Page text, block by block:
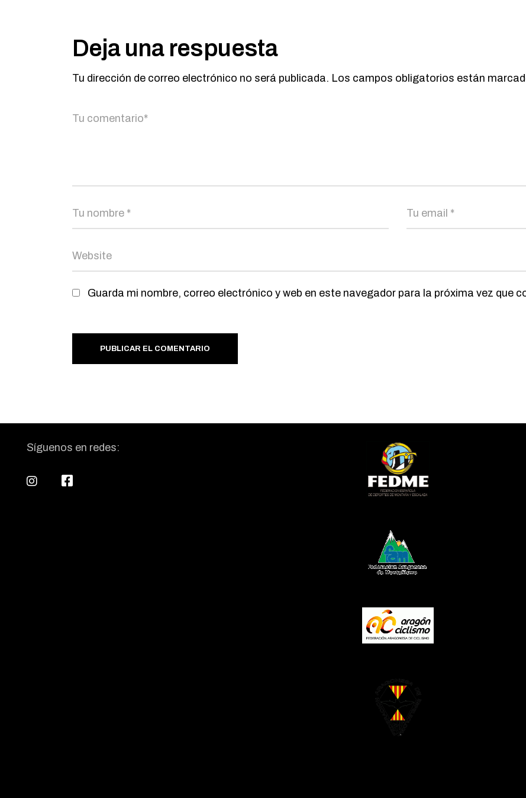
Deja una respuesta
Tu dirección de correo electrónico no será publicada. Los campos obligatorios están
Guarda mi nombre, correo electrónico y web en este navegador para la próxima vez que
PUBLICAR EL COMENTARIO
Síguenos en redes: